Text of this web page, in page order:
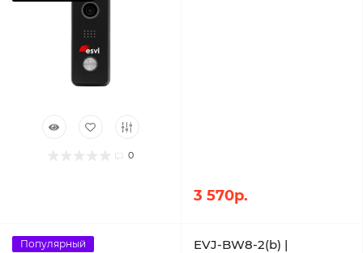
0
3 570р.
Популярный
EVJ-BW8-2(b) |